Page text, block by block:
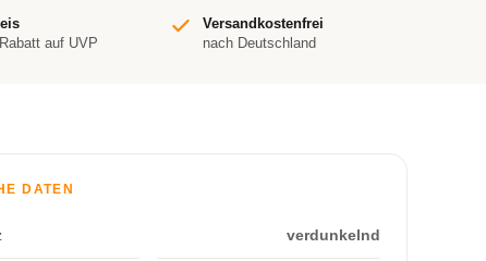
auf UVP
Versandkostenfrei
nach Deutschland
DATEN
verdunkelnd